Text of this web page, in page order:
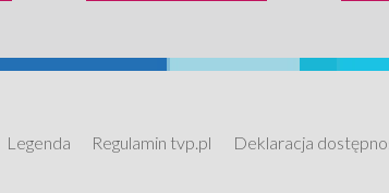
Legenda Regulamin tvp.pl Deklaracja